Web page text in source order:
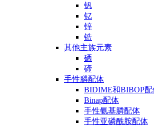
钒
钇
锌
锆
其他主族元素
硒
碲
手性膦配体
BIDIME和BIBOP配
Binap配体
手性氨基膦配体
手性亚磷酰胺配体